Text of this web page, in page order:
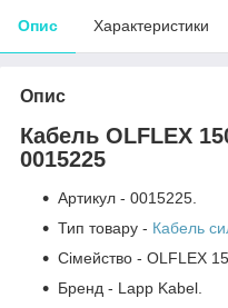
Опис Характеристики
Опис
Кабель OLFLEX
0015225
Артикул - 0015225.
Тип товару - Кабель
Сімейство - OLFLEX
Бренд - Lapp Kabel.